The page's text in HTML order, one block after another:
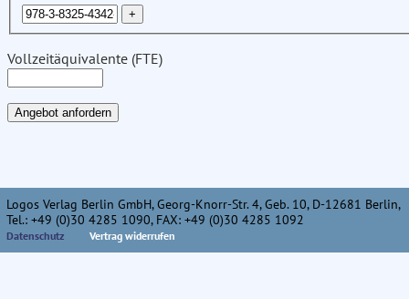
Vollzeitäquivalente (FTE)
Logos Verlag Berlin GmbH, Georg-Knorr-Str. 4, Geb. 10, D-12681 Berlin,
Tel.: +49 (0)30 4285 1090, FAX: +49 (0)30 4285 1092
Datenschutz Vertrag widerrufen